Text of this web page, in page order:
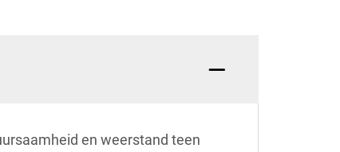
en weerstand teen